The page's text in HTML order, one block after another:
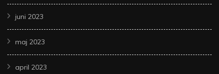
juni 2023
maj 2023
april 2023